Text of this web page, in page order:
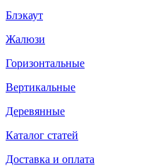
Блэкаут
Жалюзи
Горизонтальные
Вертикальные
Деревянные
Каталог статей
Доставка и оплата